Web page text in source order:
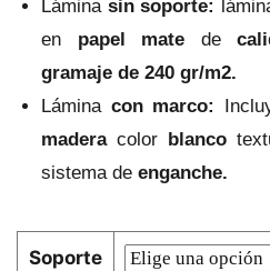
Lámina sin soporte:
en papel mate de
gramaje de 240 gr/m2.
Lámina con marco:
maderacolor blanco
sistema de enganche.
Soporte